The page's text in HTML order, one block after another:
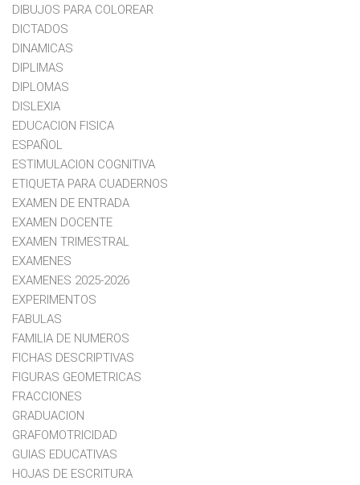
DIBUJOS PARA COLOREAR
DICTADOS
DINAMICAS
DIPLIMAS
DIPLOMAS
DISLEXIA
EDUCACION FISICA
ESPAÑOL
ESTIMULACION COGNITIVA
ETIQUETA PARA CUADERNOS
EXAMEN DE ENTRADA
EXAMEN DOCENTE
EXAMEN TRIMESTRAL
EXAMENES
EXAMENES 2025-2026
EXPERIMENTOS
FABULAS
FAMILIA DE NUMEROS
FICHAS DESCRIPTIVAS
FIGURAS GEOMETRICAS
FRACCIONES
GRADUACION
GRAFOMOTRICIDAD
GUIAS EDUCATIVAS
HOJAS DE ESCRITURA